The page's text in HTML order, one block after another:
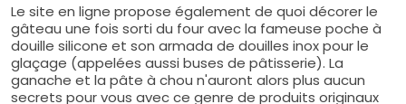
Le site en ligne propose également de quoi décorer le
gâteau une fois sorti du four avec la fameuse poche à
douille silicone et son armada de douilles inox pour le
glaçage (appelées aussi buses de pâtisserie). La
ganache et la pâte à chou n'auront alors plus aucun
secrets pour vous avec ce genre de produits originaux